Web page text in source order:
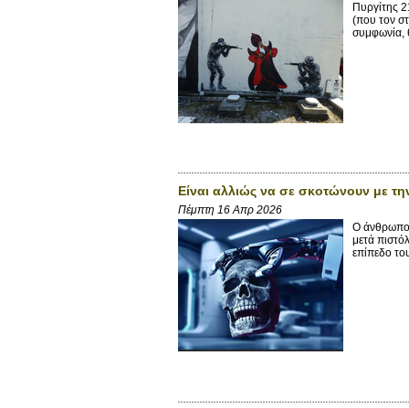
Πυργίτης
(που τον
συμφωνία,
Είναι αλλιώς να σε σκοτώνουν με
Πέμπτη 16 Απρ 2026
Ο άνθρωπος
μετά
επίπεδο